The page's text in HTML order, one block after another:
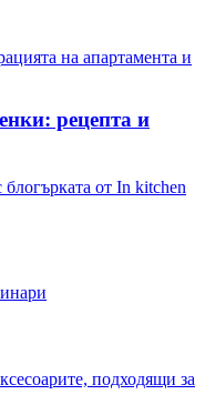
на апартамента и
рецепта и
от In kitchen
подходящи за